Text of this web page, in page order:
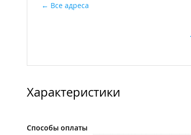
Все адреса
Характеристики
Способы оплаты